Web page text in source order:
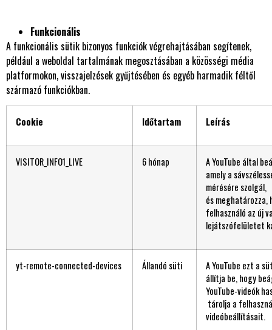
Funkcionális
A funkcionális sütik bizonyos funkciók végrehajtásában segítenek,
például a weboldal tartalmának megosztásában a közösségi média
platformokon, visszajelzések gyűjtésében és egyéb harmadik féltől
származó funkciókban.
Cookie Időtartam Leírás
VISITOR_INFO1_LIVE 6 hónap
A YouTube által
amely a
mérésére szolgál,
és meghatározza,
felhasználó az új
lejátszófelületet
yt-remote-connected-devices Állandó süti
A YouTube ezt a
állítja be, hogy
YouTube-videók
tárolja a
videóbeállításait.